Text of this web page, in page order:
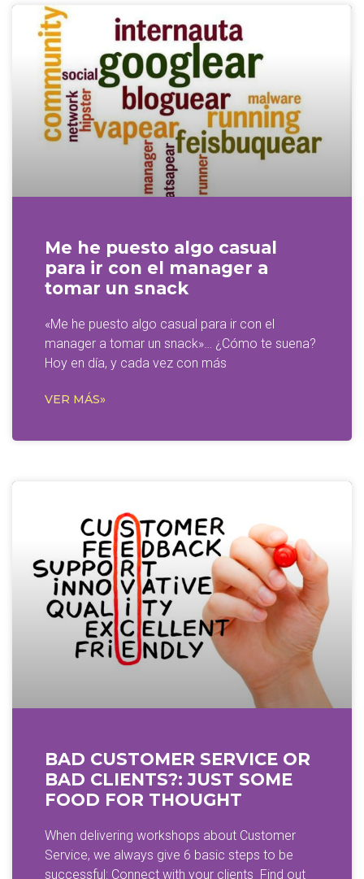
Me he puesto algo casual
para ir con el manager a
tomar un snack
«Me he puesto algo casual para ir con el
manager a tomar un snack»… ¿Cómo te suena?
Hoy en día, y cada vez con más
VER MÁS»
BAD CUSTOMER SERVICE OR
BAD CLIENTS?: JUST SOME
FOOD FOR THOUGHT
When delivering workshops about Customer
Service, we always give 6 basic steps to be
successful: Connect with your clients Find out